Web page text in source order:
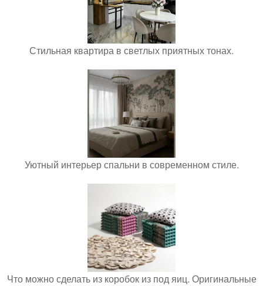
Стильная квартира в светлых приятных тонах.
Уютный интерьер спальни в современном стиле.
Что можно сделать из коробок из под яиц. Оригинальные